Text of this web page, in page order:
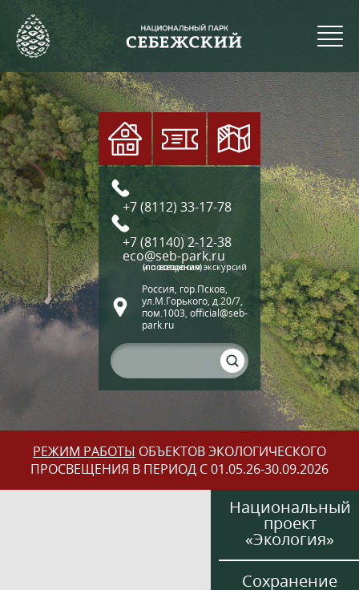
+7 (8112) 33-17-78
+7 (81140) 2-12-38
eco@seb-park.ru
(по вопросам экскурсий и посещения)
Россия, гор.Псков,
ул.М.Горького, д.20/7,
пом.1003, official@seb-
park.ru
РЕЖИМ РАБОТЫ ОБЪЕКТОВ ЭКОЛОГИЧЕСКОГО
ПРОСВЕЩЕНИЯ В ПЕРИОД С 01.05.26-30.09.2026
Национальный
проект
«Экология»
Сохранение